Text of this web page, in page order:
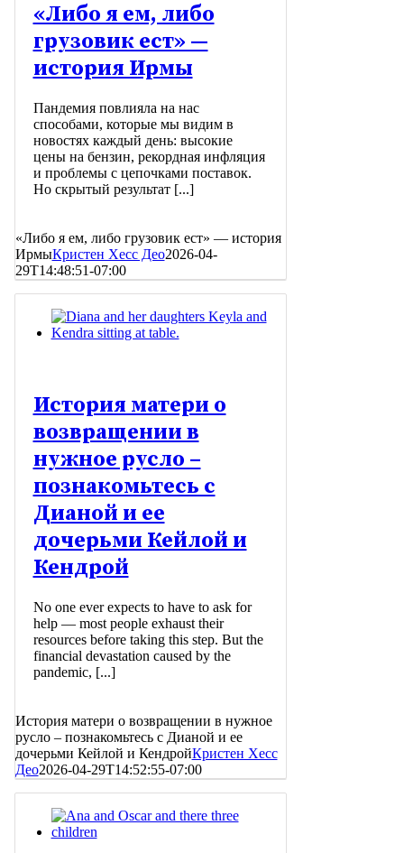
«Либо я ем, либо
грузовик ест» —
история Ирмы
Пандемия повлияла на нас
способами, которые мы видим в
новостях каждый день: высокие
цены на бензин, рекордная инфляция
и проблемы с цепочками поставок.
Но скрытый результат [...]
«Либо я ем, либо грузовик ест» — история
ИрмыКристен Хесс Део2026-04-
29T14:48:51-07:00
История матери о
возвращении в
нужное русло –
познакомьтесь с
Дианой и ее
дочерьми Кейлой и
Кендрой
No one ever expects to have to ask for
help — most people exhaust their
resources before taking this step. But the
financial devastation caused by the
pandemic, [...]
История матери о возвращении в нужное
русло – познакомьтесь с Дианой и ее
дочерьми Кейлой и КендройКристен Хесс
Део2026-04-29T14:52:55-07:00